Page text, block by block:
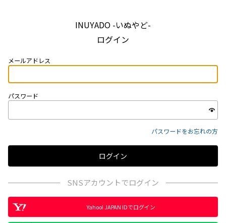
INUYADO -いぬやど-
ログイン
メールアドレス
パスワード
パスワードをお忘れの方
SNSアカウントでログイン
Yahoo! JAPAN IDでログイン